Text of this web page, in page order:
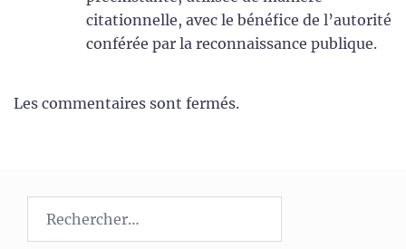
citationnelle, avec le bénéfice de l’autorité
conférée par la reconnaissance publique.
Les commentaires sont fermés.